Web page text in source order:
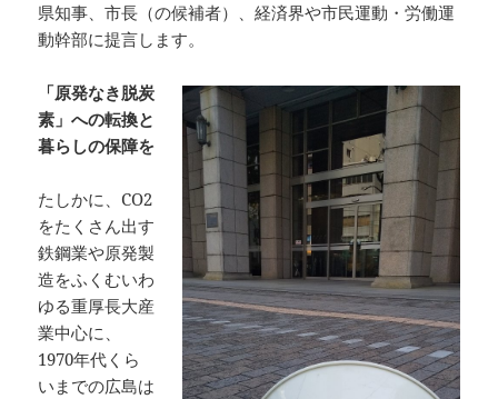
県知事、市長（の候補者）、経済界や市民運動・労働運
動幹部に提言します。
「原発なき脱炭
素」への転換と
暮らしの保障を
たしかに、CO2
をたくさん出す
鉄鋼業や原発製
造をふくむいわ
ゆる重厚長大産
業中心に、
1970年代くら
いまでの広島は